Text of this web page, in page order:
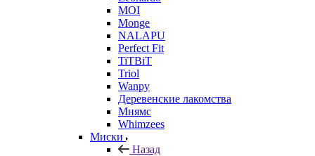
MOI
Monge
NALAPU
Perfect Fit
TiTBiT
Triol
Wanpy
Деревенские лакомства
Мнямс
Whimzees
Миски
Назад